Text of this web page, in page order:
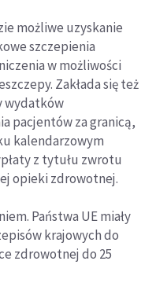
możliwe uzyskanie
szczepienia
w możliwości
Zakłada się też
wydatków
pacjentów za granicą,
kalendarzowym
z tytułu zwrotu
opieki zdrowotnej.
Państwa UE miały
krajowych do
zdrowotnej do 25